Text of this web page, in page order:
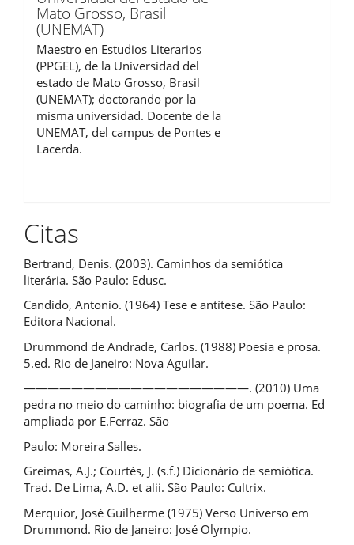
Mato Grosso, Brasil
(UNEMAT)
Maestro en Estudios Literarios
(PPGEL), de la Universidad del
estado de Mato Grosso, Brasil
(UNEMAT); doctorando por la
misma universidad. Docente de la
UNEMAT, del campus de Pontes e
Lacerda.
Citas
Bertrand, Denis. (2003). Caminhos da semiótica
literária. São Paulo: Edusc.
Candido, Antonio. (1964) Tese e antítese. São Paulo:
Editora Nacional.
Drummond de Andrade, Carlos. (1988) Poesia e prosa.
5.ed. Rio de Janeiro: Nova Aguilar.
———————————————————. (2010) Uma
pedra no meio do caminho: biografia de um poema. Ed
ampliada por E.Ferraz. São
Paulo: Moreira Salles.
Greimas, A.J.; Courtés, J. (s.f.) Dicionário de semiótica.
Trad. De Lima, A.D. et alii. São Paulo: Cultrix.
Merquior, José Guilherme (1975) Verso Universo em
Drummond. Rio de Janeiro: José Olympio.